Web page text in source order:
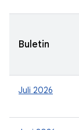
Buletin
Juli 2026